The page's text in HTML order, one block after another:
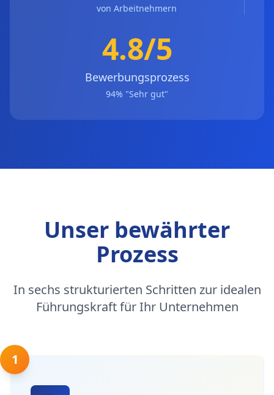
von Arbeitnehmern
4.8/5
Bewerbungsprozess
94% "Sehr gut"
Unser bewährter
Prozess
In sechs strukturierten Schritten zur idealen
Führungskraft für Ihr Unternehmen
1